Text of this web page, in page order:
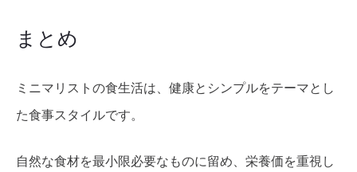
まとめ
ミニマリストの食生活は、健康とシンプルをテーマとし
た食事スタイルです。
自然な食材を最小限必要なものに留め、栄養価を重視し